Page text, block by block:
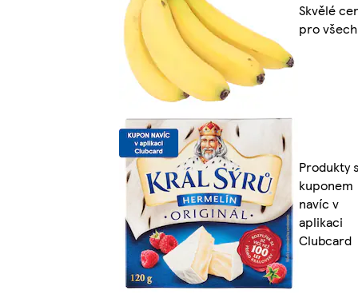
Skvělé
pro
Produkty
kuponem
navíc v
aplikaci
Clubcard